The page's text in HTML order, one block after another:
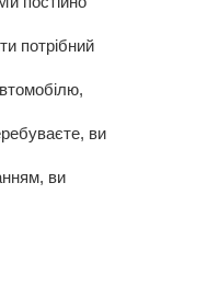
потрібний
ви
ви